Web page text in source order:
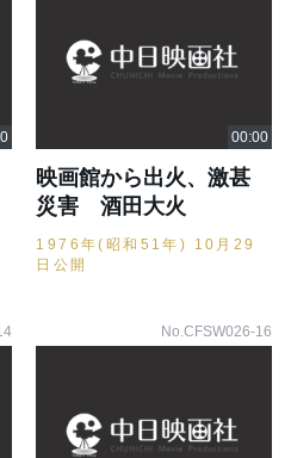
映画館から出火、激甚
災害 酒田大火
1976年(昭和51年) 10月29
日公開
No.CFSW026-16